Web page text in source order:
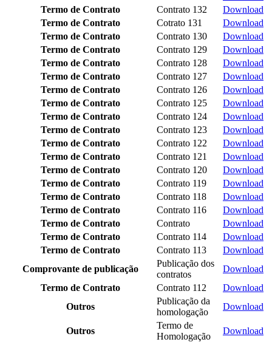
Termo de Contrato
Contrato 132
Download
Termo de Contrato
Cotrato 131
Download
Termo de Contrato
Contrato 130
Download
Termo de Contrato
Contrato 129
Download
Termo de Contrato
Contrato 128
Download
Termo de Contrato
Contrato 127
Download
Termo de Contrato
Contrato 126
Download
Termo de Contrato
Contrato 125
Download
Termo de Contrato
Contrato 124
Download
Termo de Contrato
Contrato 123
Download
Termo de Contrato
Contrato 122
Download
Termo de Contrato
Contrato 121
Download
Termo de Contrato
Contrato 120
Download
Termo de Contrato
Contrato 119
Download
Termo de Contrato
Contrato 118
Download
Termo de Contrato
Contrato 116
Download
Termo de Contrato
Contrato
Download
Termo de Contrato
Contrato 114
Download
Termo de Contrato
Contrato 113
Download
Comprovante de publicação
Publicação dos
contratos
Download
Termo de Contrato
Contrato 112
Download
Outros
Publicação da
homologação
Download
Outros
Termo de
Homologação
Download